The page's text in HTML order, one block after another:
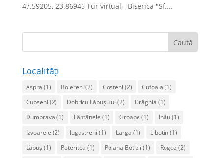
47.59205, 23.86946 Tur virtual - Biserica "Sf....
Localități
Aspra (1) Boiereni (2) Costeni (2) Cufoaia (1)
Cupșeni (2) Dobricu Lăpușului (2) Drăghia (1)
Dumbrava (1) Fântânele (1) Groape (1) Inău(1)
Izvoarele (2) Jugastreni (1) Larga (1) Libotin(1)
Lăpuș (1) Peteritea (1) Poiana Botizii (1) Rogoz (2)